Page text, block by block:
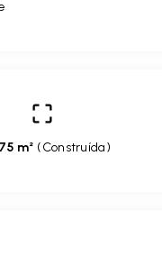
m² (Construída)